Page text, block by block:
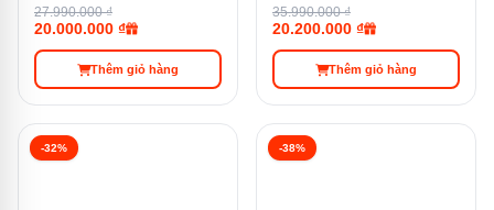
Tính năng OpenAssist giúp đóng mở cửa dễ dàng không cần
tay nắm
27.990.000 ₫
20.000.000 ₫
Thêm giỏ hàng
35.990.000 ₫
20.200.000 ₫
Thêm giỏ hàng
-32% -38%